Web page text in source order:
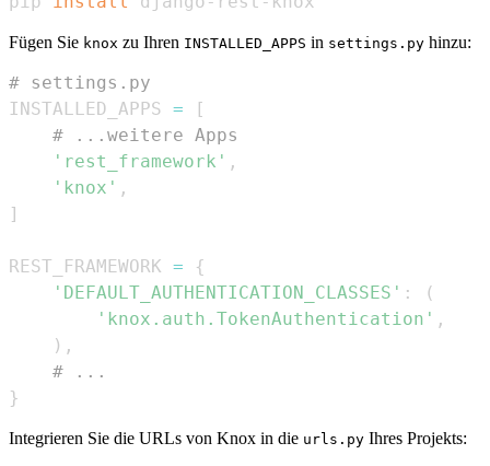
Fügen Sie knox zu Ihren INSTALLED_APPS in settings.py hinzu:
# settings.py
INSTALLED_APPS =
[
# ...weitere Apps
'rest_framework' ,
'knox' ,
]
REST_FRAMEWORK =
{
'DEFAULT_AUTHENTICATION_CLASSES' :
(
'knox.auth.TokenAuthentication' ,
) ,
# ...
}
Integrieren Sie die URLs von Knox in die urls.py Ihres Projekts: